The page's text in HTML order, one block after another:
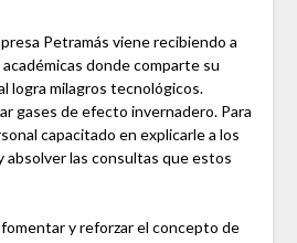
Petramás viene recibiendo a
donde comparte su
logra milagros tecnológicos.
gases de efecto invernadero. Para
capacitado en explicarle a los
absolver las consultas que estos
y reforzar el concepto de